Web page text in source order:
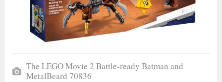
The LEGO Movie 2 Battle-ready Batman and
MetalBeard 70836